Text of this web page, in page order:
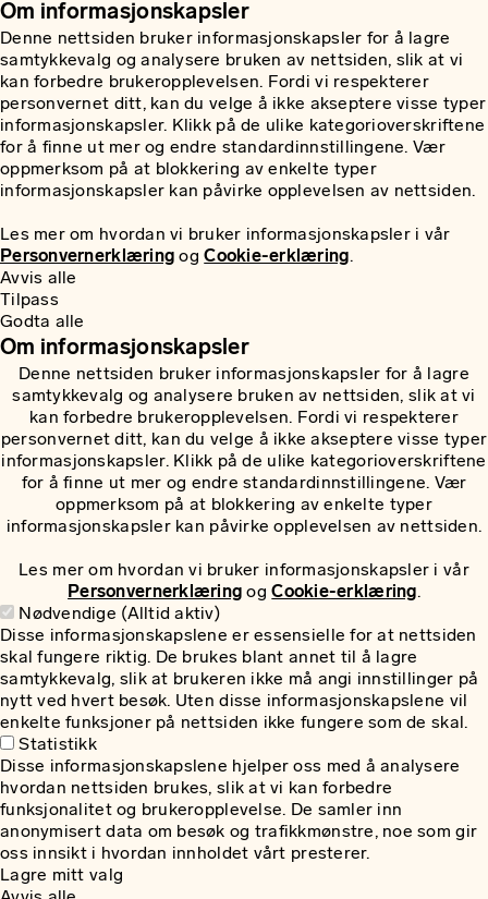
Om informasjonskapsler
Denne nettsiden bruker informasjonskapsler for å lagre
samtykkevalg og analysere bruken av nettsiden, slik at vi
kan forbedre brukeropplevelsen. Fordi vi respekterer
personvernet ditt, kan du velge å ikke akseptere visse typer
informasjonskapsler. Klikk på de ulike kategorioverskriftene
for å finne ut mer og endre standardinnstillingene. Vær
oppmerksom på at blokkering av enkelte typer
informasjonskapsler kan påvirke opplevelsen av nettsiden.
Les mer om hvordan vi bruker informasjonskapsler i vår
Personvernerklæring ogCookie-erklæring.
Avvis alle
Tilpass
Godta alle
Om informasjonskapsler
Denne nettsiden bruker informasjonskapsler for å lagre
samtykkevalg og analysere bruken av nettsiden, slik at vi
kan forbedre brukeropplevelsen. Fordi vi respekterer
personvernet ditt, kan du velge å ikke akseptere visse typer
informasjonskapsler. Klikk på de ulike kategorioverskriftene
for å finne ut mer og endre standardinnstillingene. Vær
oppmerksom på at blokkering av enkelte typer
informasjonskapsler kan påvirke opplevelsen av nettsiden.
Les mer om hvordan vi bruker informasjonskapsler i vår
Personvernerklæring ogCookie-erklæring.
Nødvendige (Alltid aktiv)
Disse informasjonskapslene er essensielle for at nettsiden
skal fungere riktig. De brukes blant annet til å lagre
samtykkevalg, slik at brukeren ikke må angi innstillinger på
nytt ved hvert besøk. Uten disse informasjonskapslene vil
enkelte funksjoner på nettsiden ikke fungere som de skal.
Statistikk
Disse informasjonskapslene hjelper oss med å analysere
hvordan nettsiden brukes, slik at vi kan forbedre
funksjonalitet og brukeropplevelse. De samler inn
anonymisert data om besøk og trafikkmønstre, noe som gir
oss innsikt i hvordan innholdet vårt presterer.
Lagre mitt valg